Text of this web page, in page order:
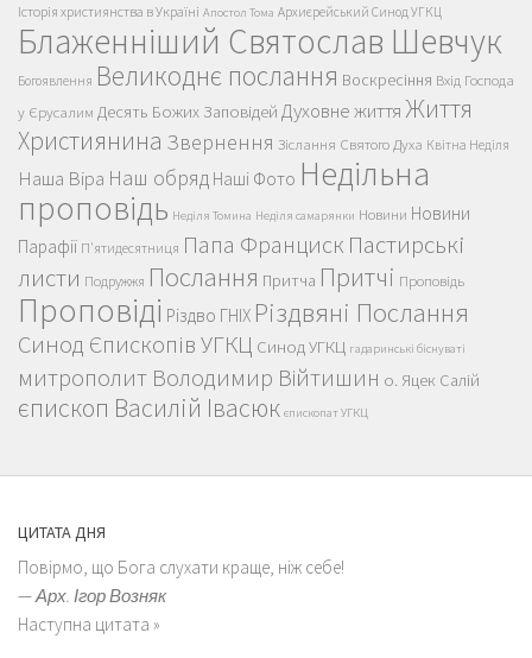
Історія християнства в Україні Апостол Тома Архиєрейський Синод УГКЦ
Блаженніший Святослав Шевчук
Богоявлення Великоднє послання Воскресіння Вхід Господа
у Єрусалим Десять Божих Заповідей Духовне життяЖиття
Християнина Звернення Зіслання Святого Духа Квітна Неділя
Наша Віра Наш обряд Наші Фото Недільна
проповідь Неділя Томина Неділя самарянки Новини Новини
Парафії П'ятидесятниця Папа Франциск Пастирські
листи Подружжя Послання Притча Притчі Проповідь
Проповіді Різдво ГНІХ Різдвяні Послання
Синод Єпископів УГКЦ Синод УГКЦ гадаринські біснуваті
митрополит Володимир Війтишин о. Яцек Салій
єпископ Василій Івасюк єпископат УГКЦ
ЦИТАТА ДНЯ
Повірмо, що Бога слухати краще, ніж себе!
—Арх. Ігор Возняк
Наступна цитата »